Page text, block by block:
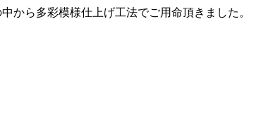
から多彩模様仕上げ工法でご用命頂きました。